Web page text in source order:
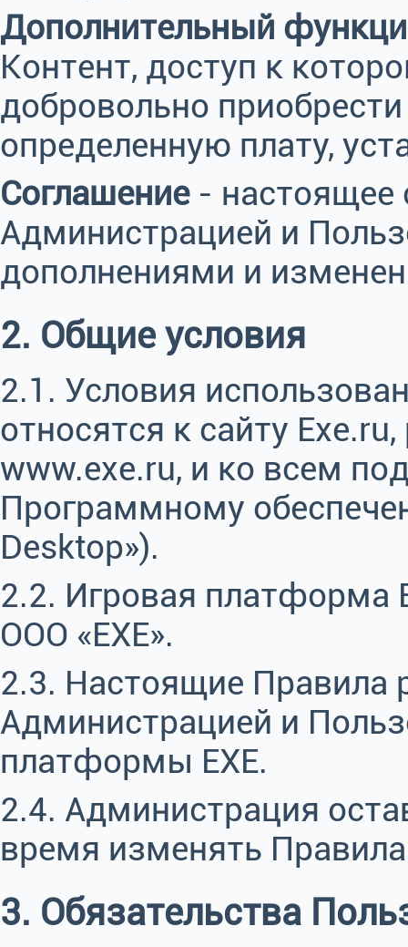
Дополнительный
Контент, доступ к
добровольно
определенную плату,
Соглашение- настоящее
Администрацией и
дополнениями и
2. Общие условия
2.1. Условия
относятся к сайту
www.exe.ru, и ко всем
Программному
Desktop»).
2.2. Игровая платформа
ООО «ЕХЕ».
2.3. Настоящие Правила
Администрацией и
платформы EXE.
2.4. Администрация
время изменять
3. Обязательства